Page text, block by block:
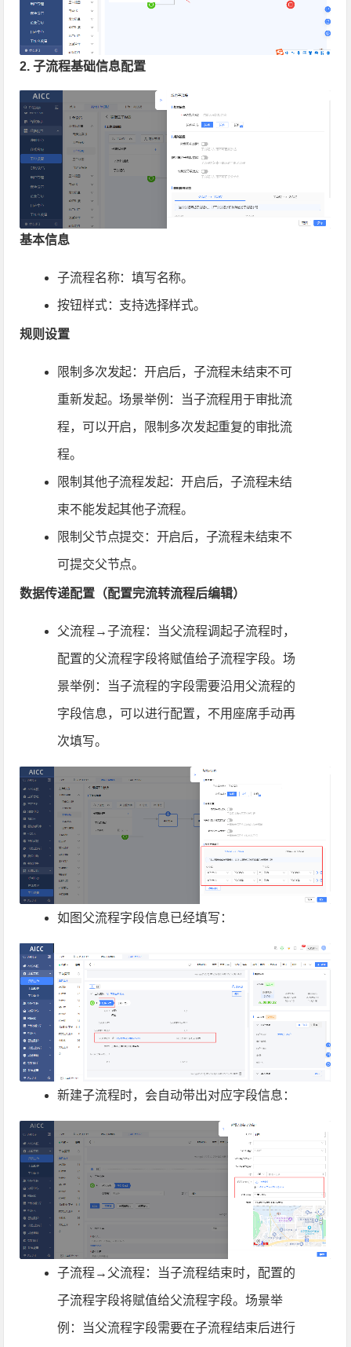
2. 子流程基础信息配置
基本信息
子流程名称：填写名称。
按钮样式：支持选择样式。
规则设置
限制多次发起：开启后，子流程未结束不可
重新发起。场景举例：当子流程用于审批流
程，可以开启，限制多次发起重复的审批流
程。
限制其他子流程发起：开启后，子流程未结
束不能发起其他子流程。
限制父节点提交：开启后，子流程未结束不
可提交父节点。
数据传递配置（配置完流转流程后编辑）
父流程→子流程：当父流程调起子流程时，
配置的父流程字段将赋值给子流程字段。场
景举例：当子流程的字段需要沿用父流程的
字段信息，可以进行配置，不用座席手动再
次填写。
如图父流程字段信息已经填写：
新建子流程时，会自动带出对应字段信息：
子流程→父流程：当子流程结束时，配置的
子流程字段将赋值给父流程字段。场景举
例：当父流程字段需要在子流程结束后进行